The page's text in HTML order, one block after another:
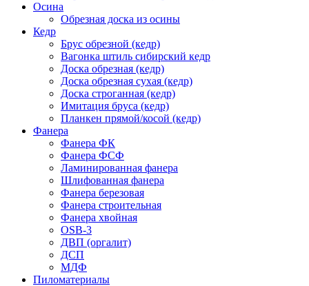
Осина
Обрезная доска из осины
Кедр
Брус обрезной (кедр)
Вагонка штиль сибирский кедр
Доска обрезная (кедр)
Доска обрезная сухая (кедр)
Доска строганная (кедр)
Имитация бруса (кедр)
Планкен прямой/косой (кедр)
Фанера
Фанера ФК
Фанера ФСФ
Ламинированная фанера
Шлифованная фанера
Фанера березовая
Фанера строительная
Фанера хвойная
OSB-3
ДВП (оргалит)
ДСП
МДФ
Пиломатериалы